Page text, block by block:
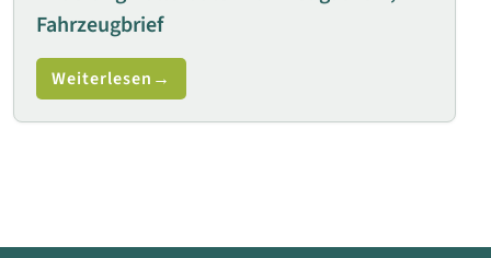
Fahrzeugbrief
Weiterlesen